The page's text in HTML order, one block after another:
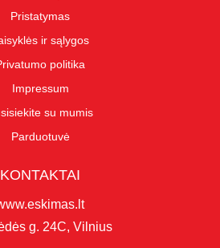
Pristatymas
ir sąlygos
politika
Impressum
su mumis
Parduotuvė
KONTAKTAI
g. 24C, Vilnius